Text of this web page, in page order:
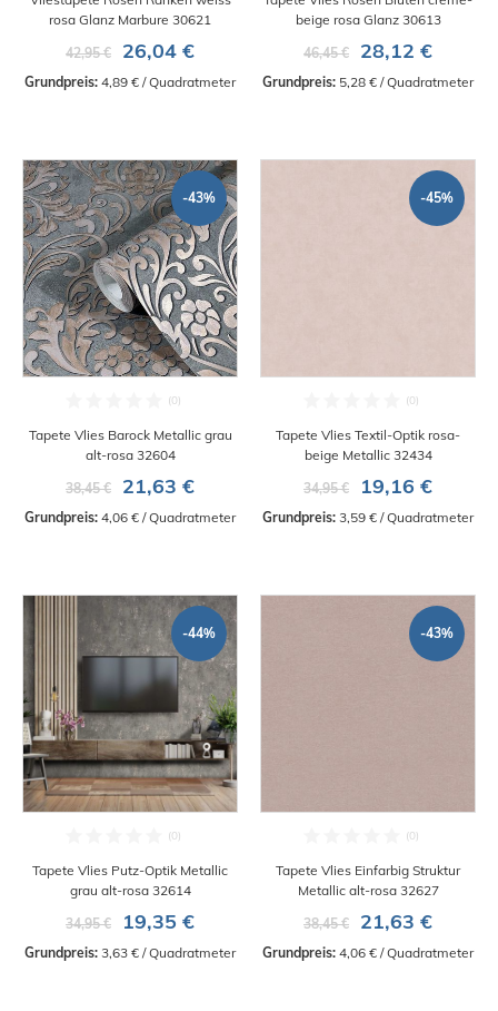
rosa Glanz Marbure 30621
42,95 €
26,04 €
Grundpreis: 4,89 € / Quadratmeter
beige rosa Glanz 30613
46,45 €
28,12 €
Grundpreis: 5,28 € / Quadratmeter
-43%
Tapete Vlies Barock Metallic grau
alt-rosa 32604
38,45 €
21,63 €
Grundpreis: 4,06 € / Quadratmeter
-45%
Tapete Vlies Textil-Optik rosa-
beige Metallic 32434
34,95 €
19,16 €
Grundpreis: 3,59 € / Quadratmeter
-44%
Tapete Vlies Putz-Optik Metallic
grau alt-rosa 32614
34,95 €
19,35 €
Grundpreis: 3,63 € / Quadratmeter
-43%
Tapete Vlies Einfarbig Struktur
Metallic alt-rosa 32627
38,45 €
21,63 €
Grundpreis: 4,06 € / Quadratmeter